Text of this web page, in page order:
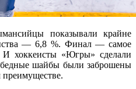
показывали крайне
— 6,8 %. Финал — самое
И хоккеисты «Югры» сделали
шайбы были заброшены